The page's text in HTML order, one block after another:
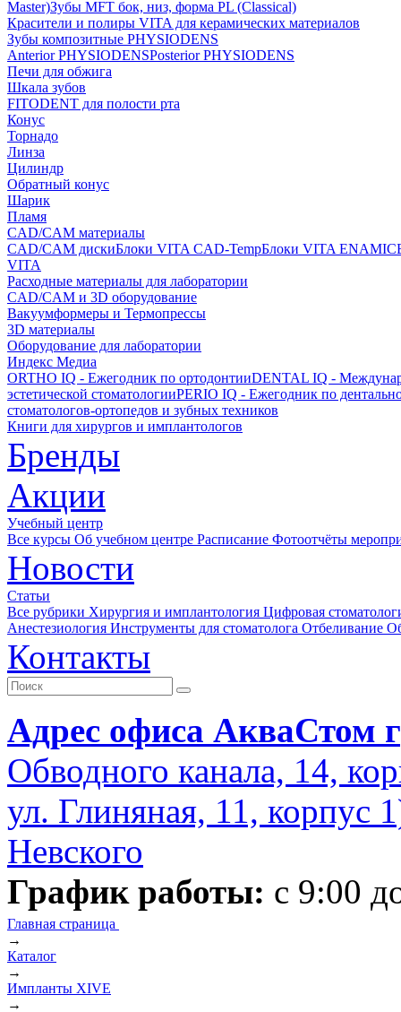
Master)Зубы MFT бок, низ, форма PL (Classical)
Красители и полиры VITA для керамических материалов
Зубы композитные PHYSIODENS
Anterior PHYSIODENSPosterior PHYSIODENS
Печи для обжига
Шкала зубов
FITODENT для полости рта
Конус
Торнадо
Линза
Цилиндр
Обратный конус
Шарик
Пламя
CAD/CAM материалы
CAD/CAM дискиБлоки VITA CAD-TempБлоки VITA ENAMIC
VITA
Расходные материалы для лаборатории
CAD/CAM и 3D оборудование
Вакуумформеры и Термопрессы
3D материалы
Оборудование для лаборатории
Индекс Медиа
ORTHO IQ - Ежегодник по ортодонтииDENTAL IQ -
эстетической стоматологииPERIO IQ - Ежегодник по
стоматологов-ортопедов и зубных техников
Книги для хирургов и имплантологов
Бренды
Акции
Учебный центр
Все курсы Об учебном центре Расписание Фотоотчёты
Новости
Статьи
Все рубрики Хирургия и имплантология Цифровая
Анестезиология Инструменты для стоматолога Отбеливание
Контакты
Адрес офиса АкваСтом
Обводного канала, 14,
ул. Глиняная, 11, корпус
Невского
График работы: с 9:00
Главная страница
→
Каталог
→
Импланты XIVE
→